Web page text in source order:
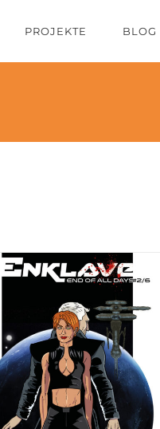
PROJEKTE BLOG